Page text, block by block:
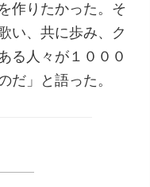
作りたかった。そ
い、共に歩み、ク
る人々が１０００
だ」と語った。